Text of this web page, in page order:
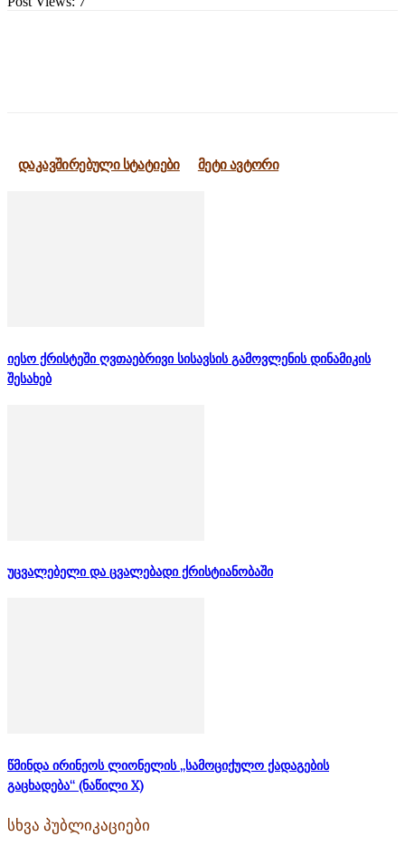
დაკავშირებული სტატიები მეტი ავტორი
იესო ქრისტეში ღვთაებრივი სისავსის გამოვლენის დინამიკის
შესახებ
უცვალებელი და ცვალებადი ქრისტიანობაში
წმინდა ირინეოს ლიონელის „სამოციქულო ქადაგების
გაცხადება“ (ნაწილი X)
სხვა პუბლიკაციები